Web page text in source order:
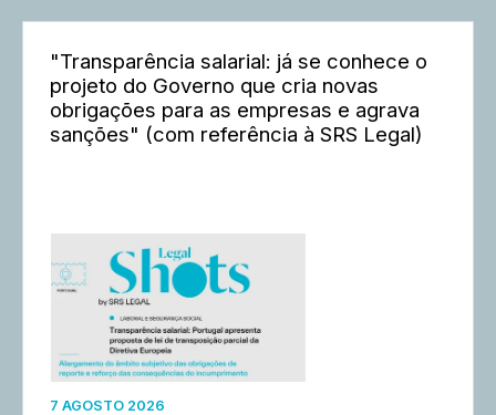
"Transparência salarial: já se conhece o
projeto do Governo que cria novas
obrigações para as empresas e agrava
sanções" (com referência à SRS Legal)
7 AGOSTO 2026